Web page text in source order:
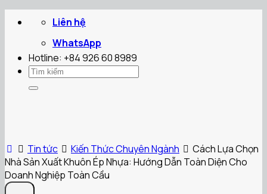
Liên hệ
WhatsApp
Hotline: +84 926 60 8989
Tìm
kiếm:
Tin tức Kiến Thức Chuyên Ngành
Cách Lựa Chọn
Nhà Sản Xuất Khuôn Ép Nhựa: Hướng Dẫn Toàn Diện Cho
Doanh Nghiệp Toàn Cầu